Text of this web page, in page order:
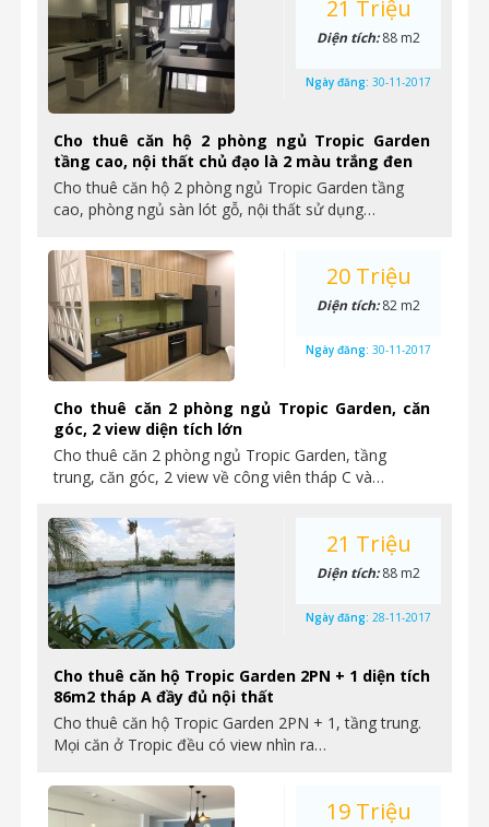
Cho thuê căn hộ 2 phòng ngủ Tropic Garden
tầng cao, nội thất chủ đạo là 2 màu trắng đen
Cho thuê căn hộ 2 phòng ngủ Tropic Garden tầng
cao, phòng ngủ sàn lót gỗ, nội thất sử dụng…
21 Triệu
Diện tích:88 m2
Ngày đăng: 30-11-2017
Cho thuê căn 2 phòng ngủ Tropic Garden, căn
góc, 2 view diện tích lớn
Cho thuê căn 2 phòng ngủ Tropic Garden, tầng
trung, căn góc, 2 view về công viên tháp C và…
20 Triệu
Diện tích:82 m2
Ngày đăng: 30-11-2017
Cho thuê căn hộ Tropic Garden 2PN + 1 diện tích
86m2 tháp A đầy đủ nội thất
Cho thuê căn hộ Tropic Garden 2PN + 1, tầng trung.
Mọi căn ở Tropic đều có view nhìn ra…
21 Triệu
Diện tích:88 m2
Ngày đăng: 28-11-2017
19 Triệu